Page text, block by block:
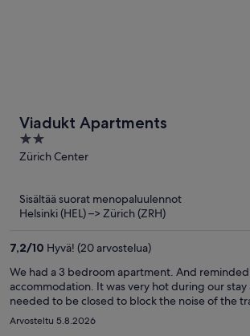
Viadukt Apartments
2
out
5
Zürich Center
Sisältää suorat menopaluulennot
Helsinki (HEL) –> Zürich (ZRH)
7,2/10 Hyvä! (20 arvostelua)
We had a 3 bedroom apartment. And
accommodation. It was very hot during our
needed to be closed to block the noise of the
fans in each room but no air con so it was
Arvosteltu 5.8.2026